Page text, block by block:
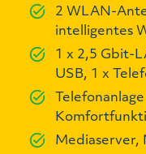
2 WLAN-
intelligentes
1 x 2,5 Gbit-
USB, 1 x